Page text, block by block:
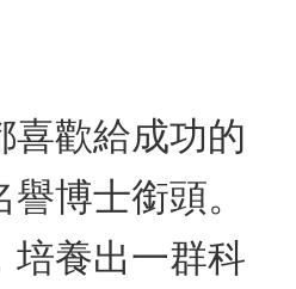
喜歡給成功的
博士銜頭。
培養出一群科